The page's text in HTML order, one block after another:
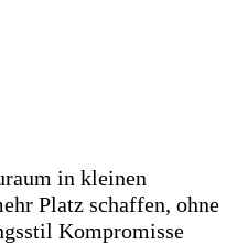
in kleinen
Platz schaffen, ohne
Kompromisse